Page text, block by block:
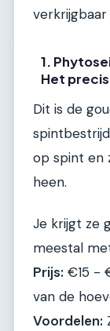
1.
Het
Dit is de
op spint en
heen.
Je krijgt ze
meestal
Prijs: €15 -
van de
Voordelen: